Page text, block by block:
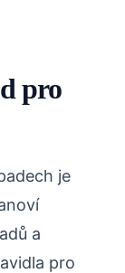
pro
je
a
pro